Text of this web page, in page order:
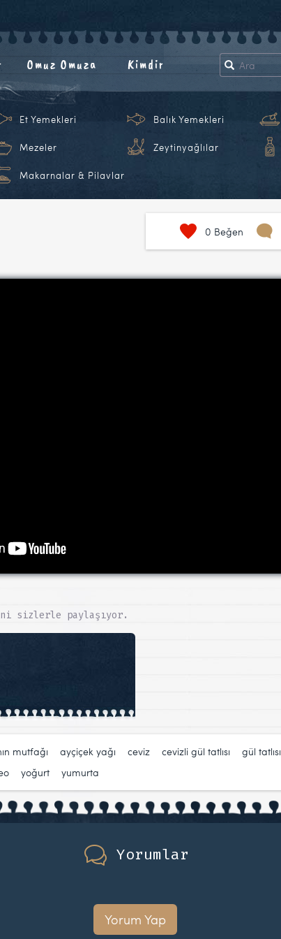
Omuz Omuza Kimdir
Et Yemekleri Balık Yemekleri
Mezeler Zeytinyağlılar
Makarnalar & Pilavlar
0 Beğen
sizlerle paylaşıyor.
mutfağı ayçiçek yağı ceviz cevizli gül tatlısı gül tatlısı
yoğurt yumurta
Yorumlar
Yorum Yap